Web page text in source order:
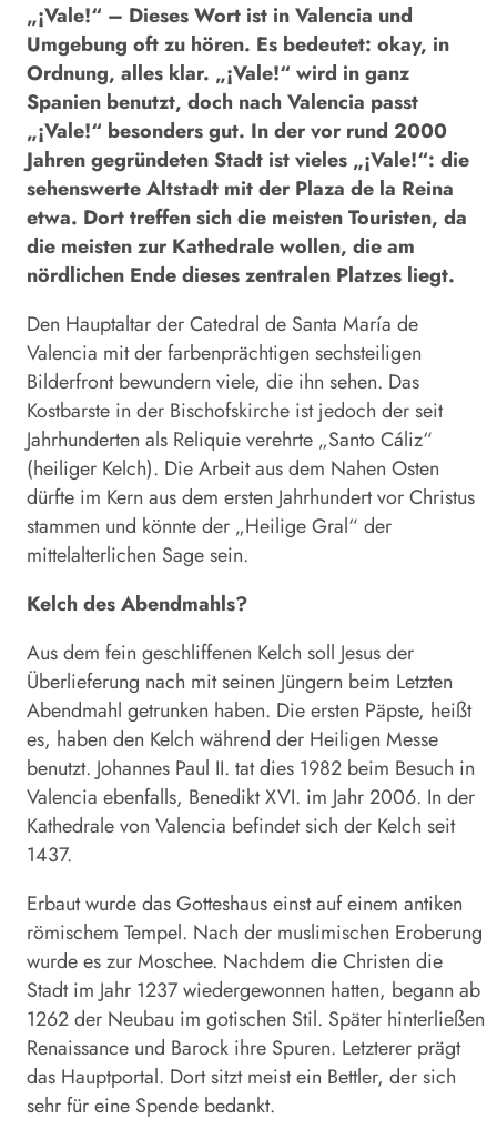
„¡Vale!“ – Dieses Wort ist in Valencia und
Umgebung oft zu hören. Es bedeutet: okay, in
Ordnung, alles klar. „¡Vale!“ wird in ganz
Spanien benutzt, doch nach Valencia passt
„¡Vale!“ besonders gut. In der vor rund 2000
Jahren gegründeten Stadt ist vieles „¡Vale!“: die
sehenswerte Altstadt mit der Plaza de la Reina
etwa. Dort treffen sich die meisten Touristen, da
die meisten zur Kathedrale wollen, die am
nördlichen Ende dieses zentralen Platzes liegt.
Den Hauptaltar der Catedral de Santa María de
Valencia mit der farbenprächtigen sechsteiligen
Bilderfront bewundern viele, die ihn sehen. Das
Kostbarste in der Bischofskirche ist jedoch der seit
Jahrhunderten als Reliquie verehrte „Santo Cáliz“
(heiliger Kelch). Die Arbeit aus dem Nahen Osten
dürfte im Kern aus dem ersten Jahrhundert vor Christus
stammen und könnte der „Heilige Gral“ der
mittelalterlichen Sage sein.
Kelch des Abendmahls?
Aus dem fein geschliffenen Kelch soll Jesus der
Überlieferung nach mit seinen Jüngern beim Letzten
Abendmahl getrunken haben. Die ersten Päpste, heißt
es, haben den Kelch während der Heiligen Messe
benutzt. Johannes Paul II. tat dies 1982 beim Besuch in
Valencia ebenfalls, Benedikt XVI. im Jahr 2006. In der
Kathedrale von Valencia befindet sich der Kelch seit
1437.
Erbaut wurde das Gotteshaus einst auf einem antiken
römischem Tempel. Nach der muslimischen Eroberung
wurde es zur Moschee. Nachdem die Christen die
Stadt im Jahr 1237 wiedergewonnen hatten, begann ab
1262 der Neubau im gotischen Stil. Später hinterließen
Renaissance und Barock ihre Spuren. Letzterer prägt
das Hauptportal. Dort sitzt meist ein Bettler, der sich
sehr für eine Spende bedankt.